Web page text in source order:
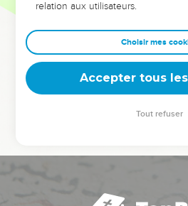
Dans cette conférence, leaders,
clés pour avancer avec plus de
deviennent vos tremplins. Que vous
équipe, un groupe ou une famille,
relation aux utilisateurs.
Choisir mes
Accepter tous
Tout refuser